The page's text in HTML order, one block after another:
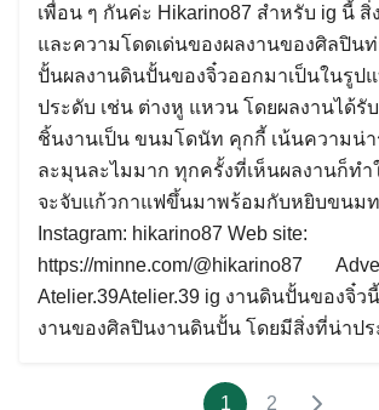
เพื่อน ๆ กันค่ะ Hikarino87 สำหรับ ig นี้
และความโดดเด่นของผลงานของศิลปิน
ปั้นผลงานดินปั้นของจิ๋วออกมาเป็นในรูปแ
ประดับ เช่น ต่างหู แหวน โดยผลงานได้รั
ชิ้นงานเป็น ขนมโดนัท คุกกี้ เน้นความน่
ละมุนละไมมาก ทุกครั้งที่เห็นผลงานก็ทำ
จะจับแก้วกาแฟขึ้นมาพร้อมกับหยิบขนมท
Instagram: hikarino87 Web site:
https://minne.com/@hikarino87
Atelier.39Atelier.39 ig งานดินปั้นของจิ๋ว
งานของศิลปินงานดินปั้น โดยมีสิ่งที่น่าป
1 2